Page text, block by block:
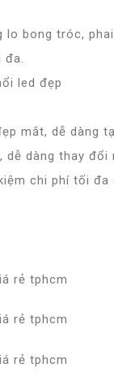
lo bong tróc,
đa.
mắt, dễ dàng
dàng thay đổi
chi phí tối